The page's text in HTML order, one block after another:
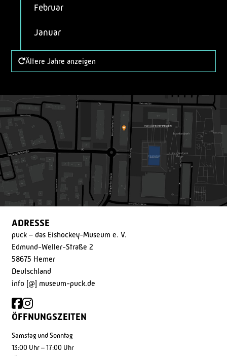
Februar
Januar
Ältere Jahre anzeigen
ADRESSE
puck – das Eishockey-Museum e. V.
Edmund-Weller-Straße 2
58675 Hemer
Deutschland
info [@] museum-puck.de
ÖFFNUNGSZEITEN
Samstag und Sonntag
13:00 Uhr – 17:00 Uhr